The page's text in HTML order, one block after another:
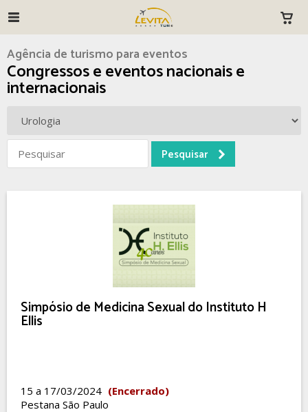
Agência de turismo para eventos
Congressos e eventos nacionais e
internacionais
Simpósio de Medicina Sexual do Instituto H
Ellis
15 a 17/03/2024 (Encerrado)
Pestana São Paulo